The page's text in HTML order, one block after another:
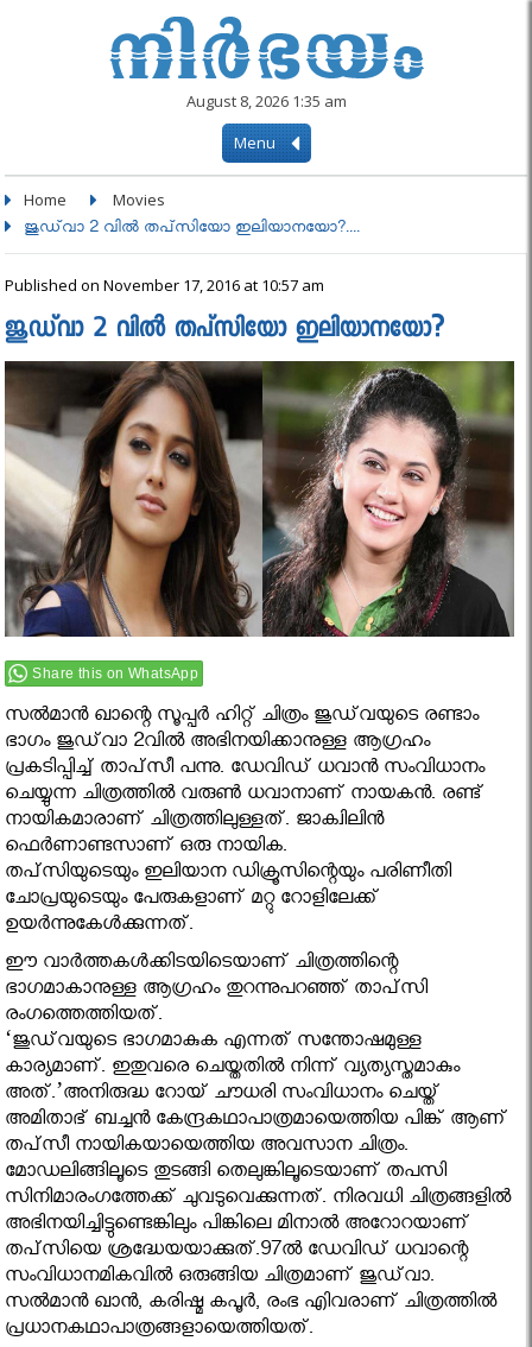
August 8, 2026 1:35 am
Menu
Home Movies
ജുഡ്‌വാ 2 വില്‍ തപ്‌സിയോ ഇലിയാനയോ?....
Published on November 17, 2016 at 10:57 am
ജുഡ്‌വാ 2 വില്‍ തപ്‌സിയോ ഇലിയാനയോ?
Share this on WhatsApp
സല്‍മാന്‍ ഖാന്റെ സൂപ്പര്‍ ഹിറ്റ് ചിത്രം ജുഡ്‌വയുടെ രണ്ടാം
ഭാഗം ജുഡ്‌വാ 2വില്‍ അഭിനയിക്കാനുള്ള ആഗ്രഹം
പ്രകടിപ്പിച്ച് താപ്‌സീ പന്നു. ഡേവിഡ് ധവാന്‍ സംവിധാനം
ചെയ്യുന്ന ചിത്രത്തില്‍ വരുണ്‍ ധവാനാണ് നായകന്‍. രണ്ട്
നായികമാരാണ് ചിത്രത്തിലുള്ളത്. ജാക്വിലിന്‍
ഫെര്‍ണാണ്ടസാണ് ഒരു നായിക.
തപ്‌സിയുടെയും ഇലിയാന ഡിക്രൂസിന്റെയും പരിണീതി
ചോപ്രയുടെയും പേരുകളാണ് മറ്റു റോളിലേക്ക്
ഉയര്‍ന്നുകേള്‍ക്കുന്നത്.
ഈ വാര്‍ത്തകള്‍ക്കിടയിടെയാണ് ചിത്രത്തിന്റെ
ഭാഗമാകാനുള്ള ആഗ്രഹം തുറന്നുപറഞ്ഞ് താപ്‌സി
രംഗത്തെത്തിയത്.
‘ജുഡ്‌വയുടെ ഭാഗമാകുക എന്നത് സന്തോഷമുള്ള
കാര്യമാണ്. ഇതുവരെ ചെയ്തതില്‍ നിന്ന് വ്യത്യസ്തമാകും
അത്.’അനിരുദ്ധ റോയ് ചൗധരി സംവിധാനം ചെയ്ത്
അമിതാഭ് ബച്ചന്‍ കേന്ദ്രകഥാപാത്രമായെത്തിയ പിങ്ക് ആണ്
തപ്‌സീ നായികയായെത്തിയ അവസാന ചിത്രം.
മോഡലിങ്ങിലൂടെ തുടങ്ങി തെലുങ്കിലൂടെയാണ് തപസി
സിനിമാരംഗത്തേക്ക് ചുവടുവെക്കുന്നത്. നിരവധി ചിത്രങ്ങളില്‍
അഭിനയിച്ചിട്ടുണ്ടെങ്കിലും പിങ്കിലെ മിനാല്‍ അറോറയാണ്
തപ്‌സിയെ ശ്രദ്ധേയയാക്കുത്.97ല്‍ ഡേവിഡ് ധവാന്റെ
സംവിധാനമികവില്‍ ഒരുങ്ങിയ ചിത്രമാണ് ജുഡ്‌വാ.
സല്‍മാന്‍ ഖാന്‍, കരിഷ്മ കപൂര്‍, രംഭ എിവരാണ് ചിത്രത്തില്‍
പ്രധാനകഥാപാത്രങ്ങളായെത്തിയത്.